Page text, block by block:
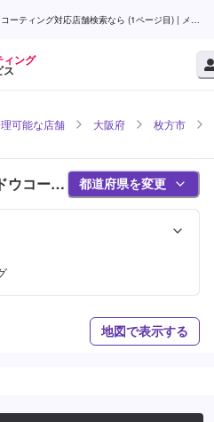
ーティング対応店舗検索なら (1ページ目) | メン
ィング
ス
可能な店舗 大阪府 枚方市
ウコーテ
ージ目)
都道府県を変更
地図で表示する